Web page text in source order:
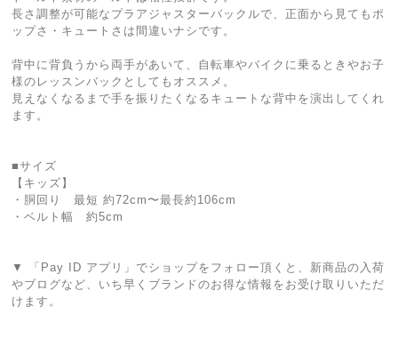
長さ調整が可能なプラアジャスターバックルで、正面から見てもポ
ップさ・キュートさは間違いナシです。
背中に背負うから両手があいて、自転車やバイクに乗るときやお子
様のレッスンバックとしてもオススメ。
見えなくなるまで手を振りたくなるキュートな背中を演出してくれ
ます。
■サイズ
【キッズ】
・胴回り 最短 約72cm〜最長約106cm
・ベルト幅 約5cm
▼ 「Pay ID アプリ」でショップをフォロー頂くと、新商品の入荷
やブログなど、いち早くブランドのお得な情報をお受け取りいただ
けます。